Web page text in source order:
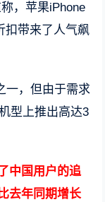
，苹果iPhone
扣带来了人气飙
一，但由于需求
型上推出高达3
中国用户的追
去年同期增长